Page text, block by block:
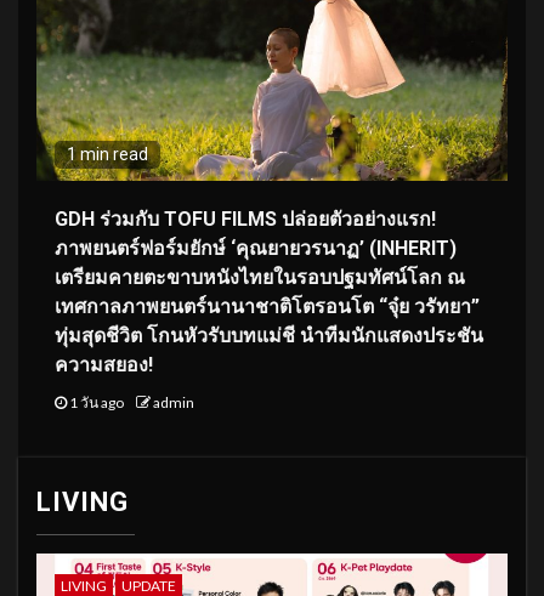
1 min read
GDH ร่วมกับ TOFU FILMS ปล่อยตัวอย่างแรก!
ภาพยนตร์ฟอร์มยักษ์ ‘คุณยายวรนาฏ’ (INHERIT)
เตรียมคายตะขาบหนังไทยในรอบปฐมทัศน์โลก ณ
เทศกาลภาพยนตร์นานาชาติโตรอนโต “จุ๋ย วรัทยา”
ทุ่มสุดชีวิต โกนหัวรับบทแม่ชี นำทีมนักแสดงประชัน
ความสยอง!
1 วัน ago admin
LIVING
LIVING UPDATE